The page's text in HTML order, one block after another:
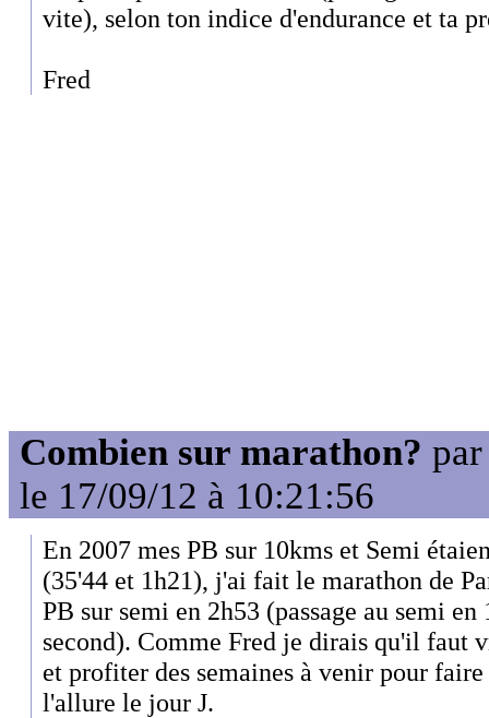
vite), selon ton indice d'endurance et ta
Fred
Combien sur marathon?
le 17/09/12 à 10:21:56
En 2007 mes PB sur 10kms et Semi
(35'44 et 1h21), j'ai fait le marathon de
PB sur semi en 2h53 (passage au semi
second). Comme Fred je dirais qu'il faut
et profiter des semaines à venir pour
l'allure le jour J.